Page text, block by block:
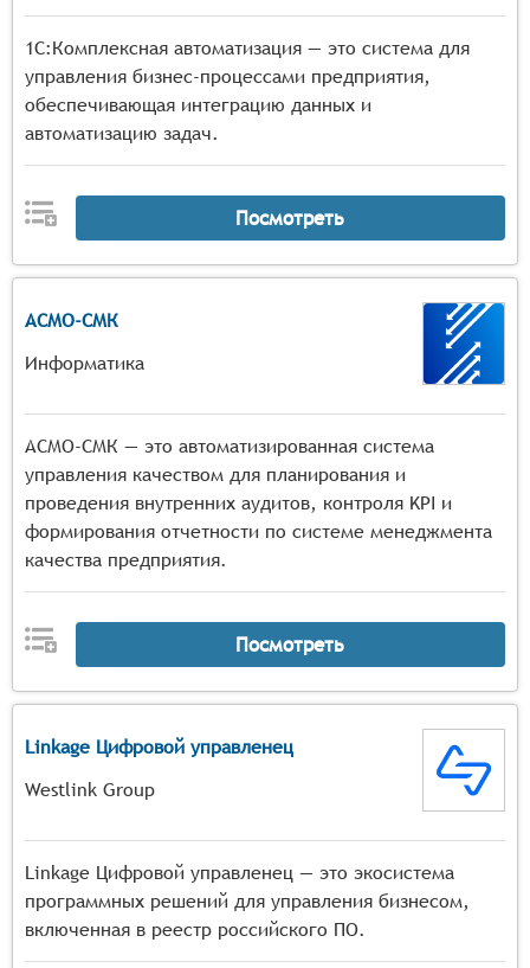
1С:Комплексная автоматизация — это система для
управления бизнес-процессами предприятия,
обеспечивающая интеграцию данных и
автоматизацию задач.
Посмотреть
АСМО-СМК
Информатика
АСМО-СМК — это автоматизированная система
управления качеством для планирования и
проведения внутренних аудитов, контроля KPI и
формирования отчетности по системе менеджмента
качества предприятия.
Посмотреть
Linkage Цифровой управленец
Westlink Group
Linkage Цифровой управленец — это экосистема
программных решений для управления бизнесом,
включенная в реестр российского ПО.